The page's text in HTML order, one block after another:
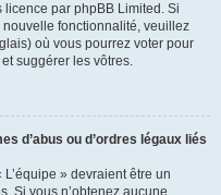
par phpBB Limited. Si
nouvelle fonctionnalité, veuillez
où vous pourrez voter pour
suggérer les vôtres.
d’abus ou d’ordres légaux liés
» devraient être un
Si vous n’obtenez aucune